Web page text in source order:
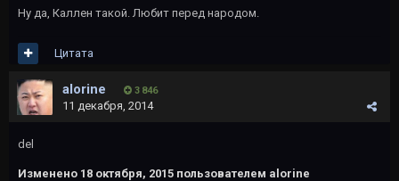
Ну да, Каллен такой. Любит перед народом.
Цитата
alorine 3 846
11 декабря, 2014
del
Изменено 18 октября, 2015 пользователем alorine